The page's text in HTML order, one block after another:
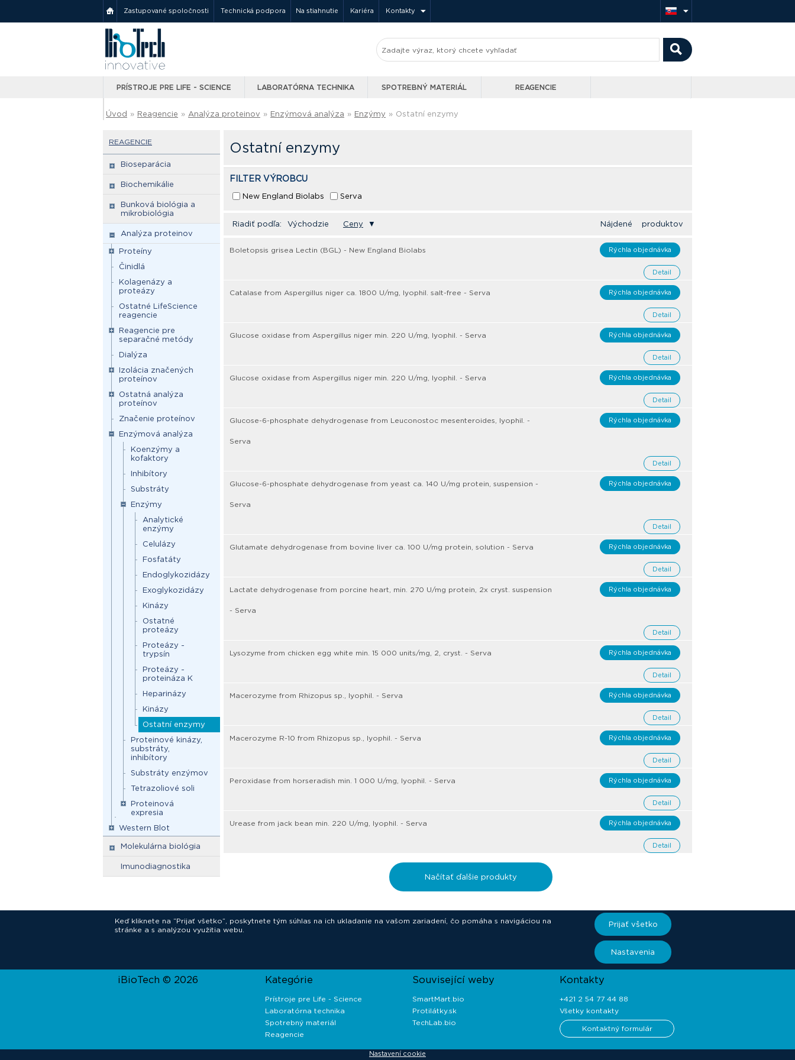
Zastupované spoločnosti Technická podpora Na stiahnutie Kariéra Kontakty
PRÍSTROJE PRE LIFE - SCIENCE LABORATÓRNA TECHNIKA SPOTREBNÝ MATERIÁL REAGENCIE
Úvod » Reagencie » Analýza proteinov » Enzýmová analýza » Enzýmy » Ostatní enzymy
REAGENCIE
Bioseparácia
Biochemikálie
Bunková biológia a
mikrobiológia
Analýza proteinov
Proteíny
Činidlá
Kolagenázy a
proteázy
Ostatné LifeScience
reagencie
Reagencie pre
separačné metódy
Dialýza
Izolácia značených
proteínov
Ostatná analýza
proteínov
Značenie proteínov
Enzýmová analýza
Koenzýmy a
kofaktory
Inhibítory
Substráty
Enzýmy
Analytické
enzýmy
Celulázy
Fosfatáty
Endoglykozidázy
Exoglykozidázy
Kinázy
Ostatné
proteázy
Proteázy -
trypsín
Proteázy -
proteináza K
Heparinázy
Kinázy
Ostatní enzymy
Proteinové kinázy,
substráty,
inhibítory
Substráty enzýmov
Tetrazoliové soli
Proteinová
expresia
Western Blot
Molekulárna biológia
Imunodiagnostika
Ostatní enzymy
FILTER VÝROBCU
New England Biolabs Serva
Riadiť podľa: Východzie Ceny ▼ Nájdené produktov
Boletopsis grisea Lectin (BGL) - New England Biolabs Rýchla objednávka
Detail
Catalase from Aspergillus niger ca. 1800 U/mg, lyophil. salt-free - Serva Rýchla objednávka
Detail
Glucose oxidase from Aspergillus niger min. 220 U/mg, lyophil. - Serva Rýchla objednávka
Detail
Glucose oxidase from Aspergillus niger min. 220 U/mg, lyophil. - Serva Rýchla objednávka
Detail
Glucose-6-phosphate dehydrogenase from Leuconostoc mesenteroides, lyophil. -
Serva
Rýchla objednávka
Detail
Glucose-6-phosphate dehydrogenase from yeast ca. 140 U/mg protein, suspension -
Serva
Rýchla objednávka
Detail
Glutamate dehydrogenase from bovine liver ca. 100 U/mg protein, solution - Serva Rýchla objednávka
Detail
Lactate dehydrogenase from porcine heart, min. 270 U/mg protein, 2x cryst. suspension
- Serva
Rýchla objednávka
Detail
Lysozyme from chicken egg white min. 15 000 units/mg, 2, cryst. - Serva Rýchla objednávka
Detail
Macerozyme from Rhizopus sp., lyophil. - Serva Rýchla objednávka
Detail
Macerozyme R-10 from Rhizopus sp., lyophil. - Serva Rýchla objednávka
Detail
Peroxidase from horseradish min. 1 000 U/mg, lyophil. - Serva Rýchla objednávka
Detail
Urease from jack bean min. 220 U/mg, lyophil. - Serva Rýchla objednávka
Detail
Načítať ďalšie produkty
Keď kliknete na “Prijať všetko”, poskytnete tým súhlas na ich ukladanie na vašom zariadení, čo pomáha s navigáciou na
stránke a s analýzou využitia webu.
Prijať všetko
Nastavenia
iBioTech © 2026 Kategórie
Prístroje pre Life - Science
Laboratórna technika
Spotrebný materiál
Reagencie
Související weby
SmartMart.bio
Protilátky.sk
TechLab.bio
Kontakty
+421 2 54 77 44 88
Všetky kontakty
Kontaktný formulár
Nastavení cookie